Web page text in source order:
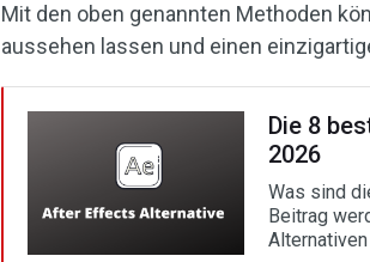
Mit den oben genannten Methoden
aussehen lassen und einen
Die 8
2026
Was sind
Beitrag